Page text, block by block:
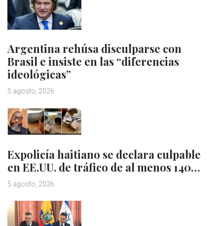
Argentina rehúsa disculparse con
Brasil e insiste en las “diferencias
ideológicas”
5 agosto, 2026
Expolicía haitiano se declara culpable
en EE.UU. de tráfico de al menos 140…
5 agosto, 2026